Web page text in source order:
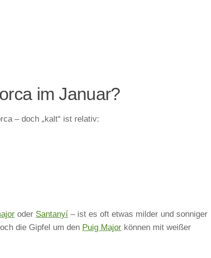
im Januar?
– doch „kalt“ ist relativ:
oder Santanyí – ist es oft etwas milder und sonniger
die Gipfel um den Puig Major können mit weißer